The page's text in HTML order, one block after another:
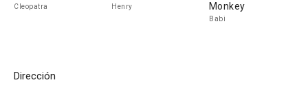
Cleopatra Henry
Monkey
Babi
Dirección